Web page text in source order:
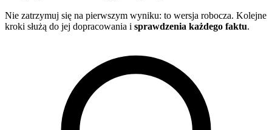
Nie zatrzymuj się na pierwszym wyniku: to wersja robocza. Kolejne
kroki służą do jej dopracowania i sprawdzenia każdego faktu.